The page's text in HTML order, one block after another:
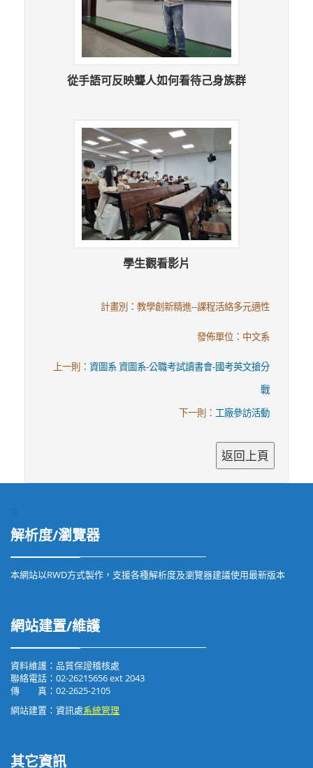
從手語可反映聾人如何看待己身族群
學生觀看影片
計畫別：教學創新精進--課程活絡多元適性
發佈單位：中文系
上一則：資圖系 資圖系-公職考試讀書會-國考英文搶分
戰
下一則： 工廠參訪活動
解析度/瀏覽器
本網站以RWD方式製作，支援各種解析度及瀏覽器建議使用最新版本
網站建置/維護
資料維護：品質保證稽核處
聯絡電話：02-26215656 ext 2043
傳 真：02-2625-2105
網站建置：資訊處系統管理
其它資訊